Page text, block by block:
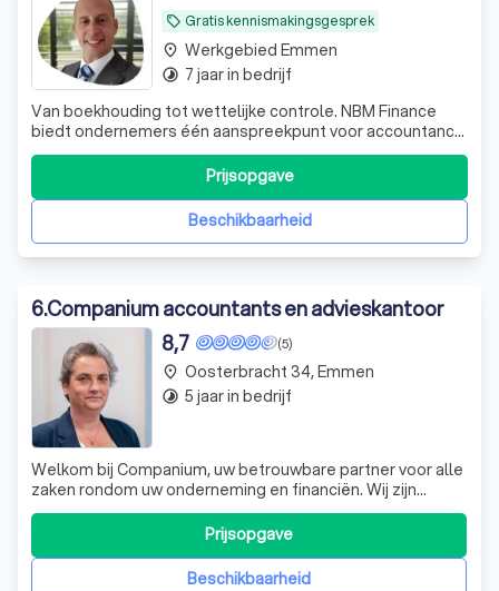
local_offer Gratis kennismakingsgesprek
Van boekhouding tot wettelijke controle. NBM Finance
biedt ondernemers één aanspreekpunt voor accountancy,
belastingadvies, audits en financieel advies.
Beschikbaarheid
Prijsopgave
place Werkgebied Emmen
timelapse 7 jaar in bedrijf
6.Companium accountants en advieskantoor
(5)
8,7
Welkom bij Companium, uw betrouwbare partner voor alle
zaken rondom uw onderneming en financiën. Wij zijn
gespecialiseerd in het verzorgen van rapportages,
adviezen, salarisverwerking en boekhouding, zodat u zich
volledig kunt richten op uw kernactiviteiten. Onze
kernwaarden zijn betrokkenheid, opre
Beschikbaarheid
Prijsopgave
place Oosterbracht 34, Emmen
timelapse 5 jaar in bedrijf